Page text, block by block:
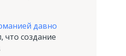
давно
создание